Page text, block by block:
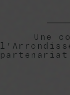
Une